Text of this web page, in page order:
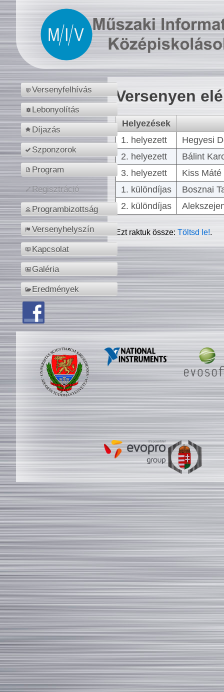
Versenyfelhívás
Lebonyolítás
Díjazás
Szponzorok
Program
Regisztráció
Programbizottság
Versenyhelyszín
Kapcsolat
Galéria
Eredmények
Versenyen
Helyezések
1. helyezett
Hegyesi
2. helyezett
Bálint
3. helyezett
Kiss
1. különdíjas
Bosznai
2. különdíjas
Ezt raktuk össze:Töltsd le!.